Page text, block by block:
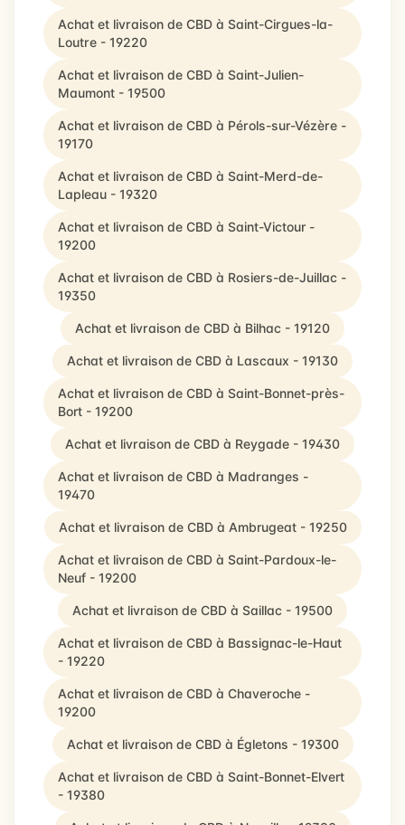
Achat et livraison de CBD à Saint-Cirgues-la-
Loutre - 19220
Achat et livraison de CBD à Saint-Julien-
Maumont - 19500
Achat et livraison de CBD à Pérols-sur-Vézère -
19170
Achat et livraison de CBD à Saint-Merd-de-
Lapleau - 19320
Achat et livraison de CBD à Saint-Victour -
19200
Achat et livraison de CBD à Rosiers-de-Juillac -
19350
Achat et livraison de CBD à Bilhac - 19120
Achat et livraison de CBD à Lascaux - 19130
Achat et livraison de CBD à Saint-Bonnet-près-
Bort - 19200
Achat et livraison de CBD à Reygade - 19430
Achat et livraison de CBD à Madranges -
19470
Achat et livraison de CBD à Ambrugeat - 19250
Achat et livraison de CBD à Saint-Pardoux-le-
Neuf - 19200
Achat et livraison de CBD à Saillac - 19500
Achat et livraison de CBD à Bassignac-le-Haut
- 19220
Achat et livraison de CBD à Chaveroche -
19200
Achat et livraison de CBD à Égletons - 19300
Achat et livraison de CBD à Saint-Bonnet-Elvert
- 19380